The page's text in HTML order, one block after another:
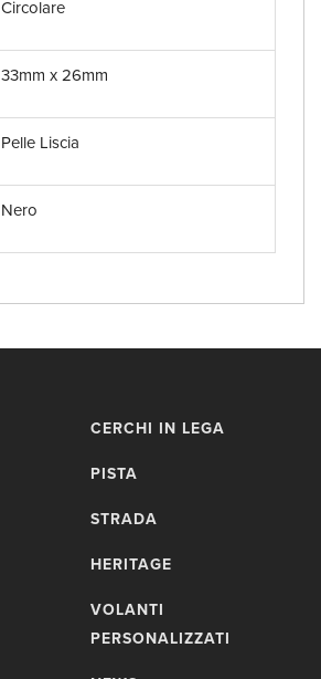
Circolare
33mm x 26mm
Pelle Liscia
Nero
CERCHI IN LEGA
PISTA
STRADA
HERITAGE
VOLANTI
PERSONALIZZATI